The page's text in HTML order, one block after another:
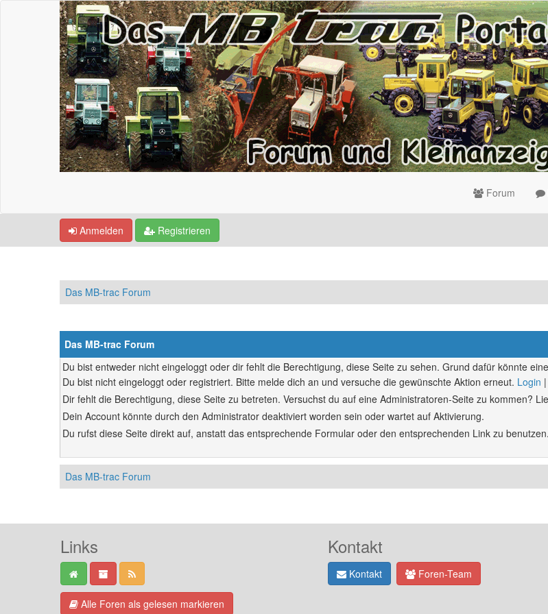
Forum
Anmelden Registrieren
Das MB-trac Forum
Das MB-trac Forum
Du bist entweder nicht eingeloggt oder dir fehlt die Berechtigung, diese Seite zu sehen. Grund dafür könnte
Du bist nicht eingeloggt oder registriert. Bitte melde dich an und versuche die gewünschte Aktion erneut. Login |
Dir fehlt die Berechtigung, diese Seite zu betreten. Versuchst du auf eine Administratoren-Seite zu kommen?
Dein Account könnte durch den Administrator deaktiviert worden sein oder wartet auf Aktivierung.
Du rufst diese Seite direkt auf, anstatt das entsprechende Formular oder den entsprechenden Link zu benutzen.
Das MB-trac Forum
Links
Alle Foren als gelesen markieren
Kontakt
Kontakt Foren-Team